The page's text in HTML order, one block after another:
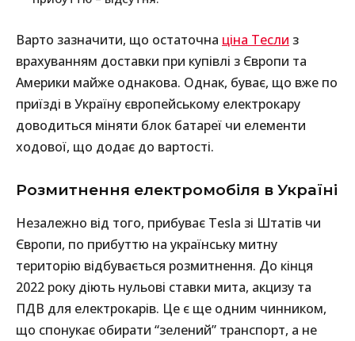
Варто зазначити, що остаточна ціна Тесли з
врахуванням доставки при купівлі з Європи та
Америки майже однакова. Однак, буває, що вже по
приїзді в Україну європейському електрокару
доводиться міняти блок батареї чи елементи
ходової, що додає до вартості.
Розмитнення електромобіля в Україні
Незалежно від того, прибуває Tesla зі Штатів чи
Європи, по прибуттю на українську митну
територію відбувається розмитнення. До кінця
2022 року діють нульові ставки мита, акцизу та
ПДВ для електрокарів. Це є ще одним чинником,
що спонукає обирати “зелений” транспорт, а не